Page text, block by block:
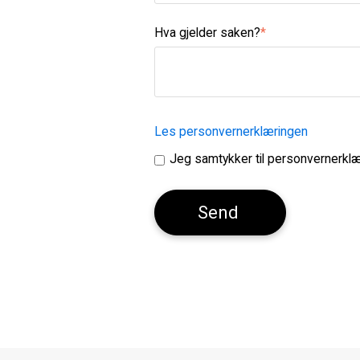
Hva gjelder saken?*
Les personvernerklæringen
Jeg samtykker til